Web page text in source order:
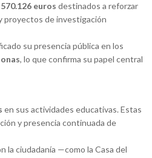
570.126 euros destinados a reforzar
proyectos de investigación
su presencia pública en los
, lo que confirma su papel central
en sus actividades educativas. Estas
y presencia continuada de
la ciudadanía —como la Casa del